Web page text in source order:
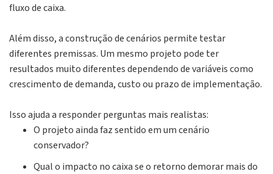
fluxo de caixa.
Além disso, a construção de cenários permite testar
diferentes premissas. Um mesmo projeto pode ter
resultados muito diferentes dependendo de variáveis como
crescimento de demanda, custo ou prazo de implementação.
Isso ajuda a responder perguntas mais realistas:
O projeto ainda faz sentido em um cenário
conservador?
Qual o impacto no caixa se o retorno demorar mais do